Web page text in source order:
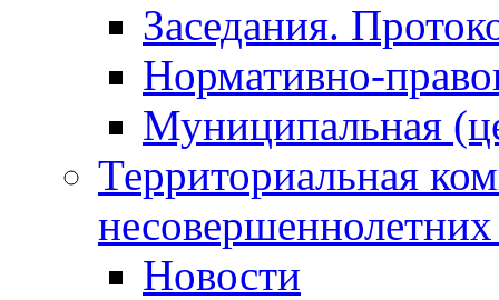
Заседания.
Нормативно-
Муниципальная
Территориальная
Новости